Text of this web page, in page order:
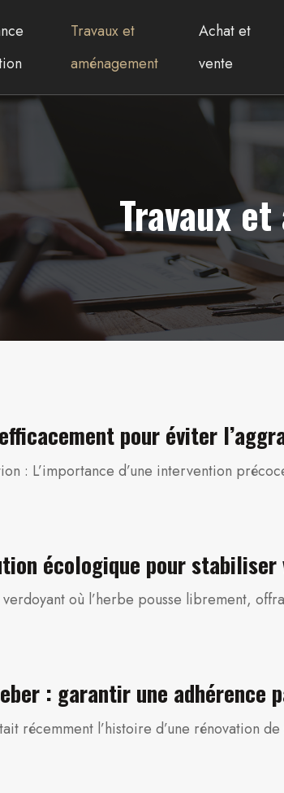
Travaux et
aménagement
Achat et
vente
Travaux
pour éviter
: L’importance d’une intervention
écologique pour stabiliser
où l’herbe pousse librement,
: garantir une adhérence
récemment l’histoire d’une rénovation